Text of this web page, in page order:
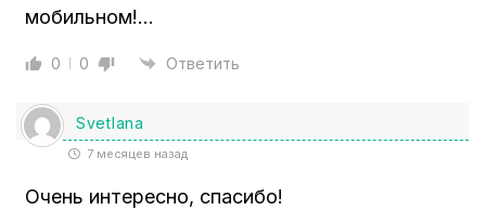
мобильном!…
0 0 Ответить
Svetlana
7 месяцев назад
Очень интересно, спасибо!